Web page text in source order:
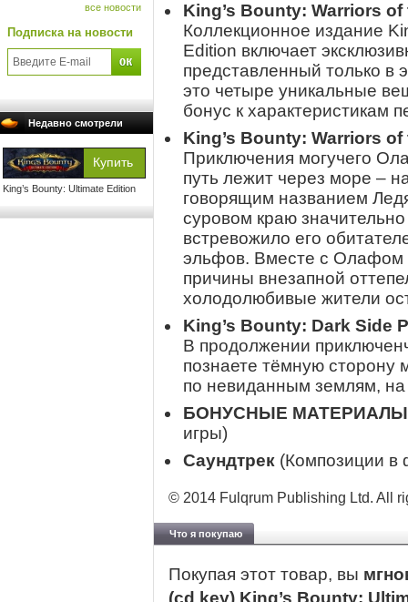
все новости
Подписка на новости
Недавно смотрели
King’s Bounty: Ultimate Edition
King’s Bounty: Warriors
Коллекционное издание
Edition включает
представленный только в
это четыре уникальные
бонус к характеристикам
King’s Bounty: Warriors
Приключения могучего
путь лежит через море –
говорящим названием
суровом краю
встревожило его
эльфов. Вместе с Олафом
причины внезапной
холодолюбивые жители
King’s Bounty: Dark Side
В продолжении
познаете тёмную сторону
по невиданным землям, на
БОНУСНЫЕ МАТЕРИАЛЫ
игры)
Саундтрек (Композиции в
© 2014 Fulqrum Publishing Ltd. All
Что я покупаю
Покупая этот товар, вы